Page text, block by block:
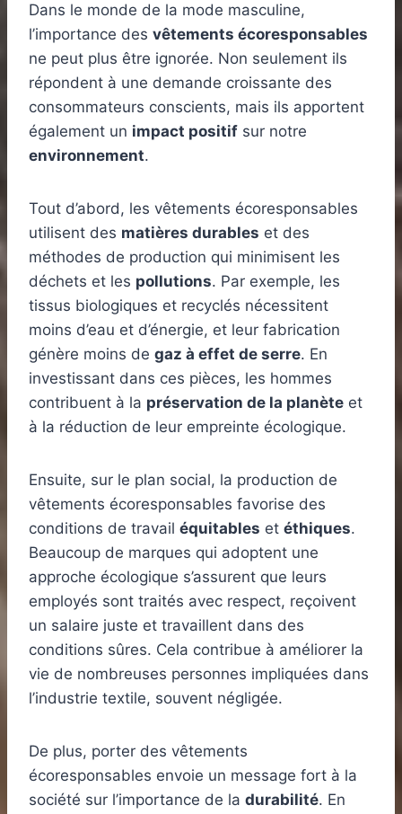
Dans le monde de la mode masculine,
l’importance des vêtements écoresponsables
ne peut plus être ignorée. Non seulement ils
répondent à une demande croissante des
consommateurs conscients, mais ils apportent
également un impact positif sur notre
environnement.
Tout d’abord, les vêtements écoresponsables
utilisent des matières durables et des
méthodes de production qui minimisent les
déchets et les pollutions. Par exemple, les
tissus biologiques et recyclés nécessitent
moins d’eau et d’énergie, et leur fabrication
génère moins de gaz à effet de serre. En
investissant dans ces pièces, les hommes
contribuent à la préservation de la planète et
à la réduction de leur empreinte écologique.
Ensuite, sur le plan social, la production de
vêtements écoresponsables favorise des
conditions de travail équitables et éthiques.
Beaucoup de marques qui adoptent une
approche écologique s’assurent que leurs
employés sont traités avec respect, reçoivent
un salaire juste et travaillent dans des
conditions sûres. Cela contribue à améliorer la
vie de nombreuses personnes impliquées dans
l’industrie textile, souvent négligée.
De plus, porter des vêtements
écoresponsables envoie un message fort à la
société sur l’importance de la durabilité. En